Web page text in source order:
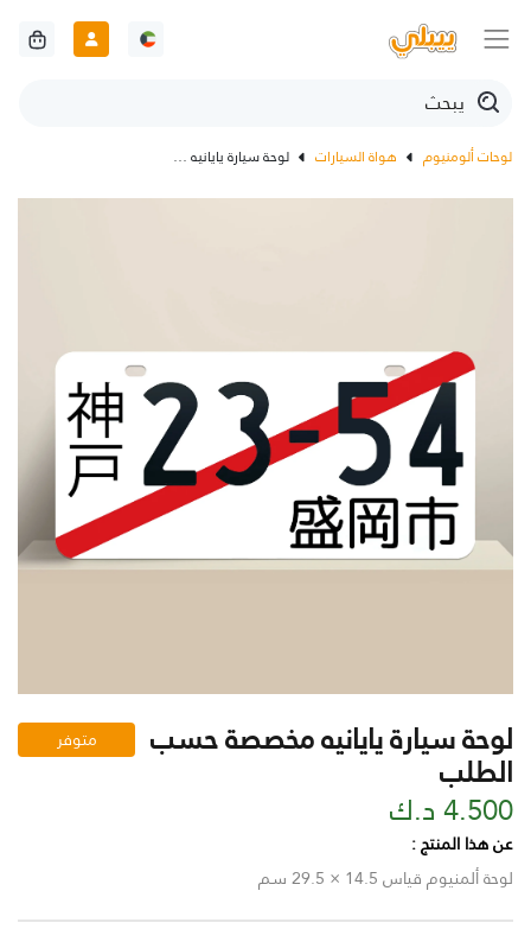
لوحات ألومنيوم هواة السيارات لوحة سيارة يايانيه مخصصة حسب الطلب
لوحة سيارة يايانيه مخصصة حسب
الطلب
متوفر
4.500 د.ك
عن هذا المنتج :
لوحة ألمنيوم قياس 14.5 × 29.5 سم